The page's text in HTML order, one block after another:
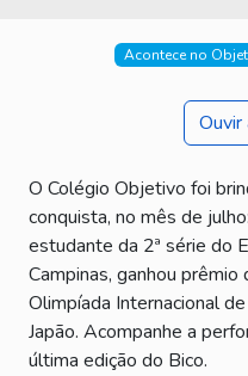
Acontece no
Ouvir
O Colégio Objetivo foi
conquista, no mês de
estudante da 2ª série do
Campinas, ganhou prêmio
Olimpíada Internacional
Japão. Acompanhe a
última edição do Bico.